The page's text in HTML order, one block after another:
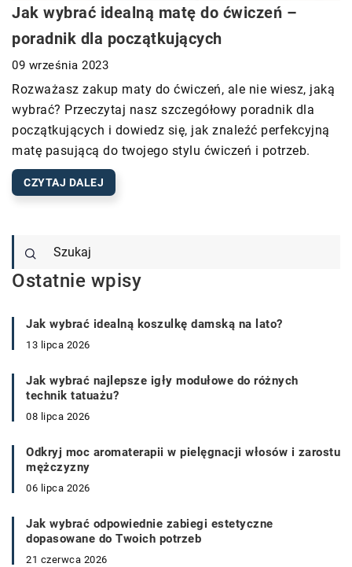
Jak wybrać idealną matę do ćwiczeń –
poradnik dla początkujących
09 września 2023
Rozważasz zakup maty do ćwiczeń, ale nie wiesz, jaką
wybrać? Przeczytaj nasz szczegółowy poradnik dla
początkujących i dowiedz się, jak znaleźć perfekcyjną
matę pasującą do twojego stylu ćwiczeń i potrzeb.
CZYTAJ DALEJ
Ostatnie wpisy
Jak wybrać idealną koszulkę damską na lato?
13 lipca 2026
Jak wybrać najlepsze igły modułowe do różnych
technik tatuażu?
08 lipca 2026
Odkryj moc aromaterapii w pielęgnacji włosów i zarostu
mężczyzny
06 lipca 2026
Jak wybrać odpowiednie zabiegi estetyczne
dopasowane do Twoich potrzeb
21 czerwca 2026